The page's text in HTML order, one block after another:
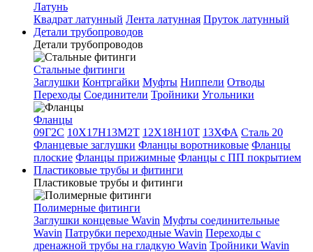
Латунь
Квадрат латунный Лента латунная Пруток латунный
Детали трубопроводов
Детали трубопроводов
Стальные фитинги
Заглушки Контргайки Муфты Ниппели Отводы
Переходы Соединители Тройники Угольники
Фланцы
09Г2С 10Х17Н13М2Т 12Х18Н10Т 13ХФА Сталь 20
Фланцевые заглушки Фланцы воротниковые Фланцы
плоские Фланцы прижимные Фланцы с ПП покрытием
Пластиковые трубы и фитинги
Пластиковые трубы и фитинги
Полимерные фитинги
Заглушки концевые Wavin Муфты соединительные
Wavin Патрубки переходные Wavin Переходы с
дренажной трубы на гладкую Wavin Тройники Wavin